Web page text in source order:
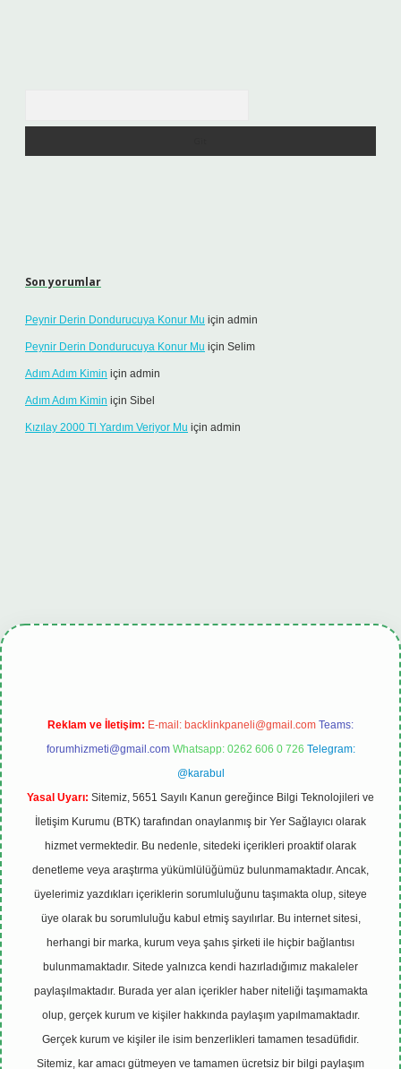
Son yorumlar
Peynir Derin Dondurucuya Konur Mu için admin
Peynir Derin Dondurucuya Konur Mu için Selim
Adım Adım Kimin için admin
Adım Adım Kimin için Sibel
Kızılay 2000 Tl Yardım Veriyor Mu için admin
Reklam ve İletişim: E-mail: backlinkpaneli@gmail.com Teams:
forumhizmeti@gmail.com Whatsapp: 0262 606 0 726 Telegram:
@karabul
Yasal Uyarı: Sitemiz, 5651 Sayılı Kanun gereğince Bilgi Teknolojileri ve
İletişim Kurumu (BTK) tarafından onaylanmış bir Yer Sağlayıcı olarak
hizmet vermektedir. Bu nedenle, sitedeki içerikleri proaktif olarak
denetleme veya araştırma yükümlülüğümüz bulunmamaktadır. Ancak,
üyelerimiz yazdıkları içeriklerin sorumluluğunu taşımakta olup, siteye
üye olarak bu sorumluluğu kabul etmiş sayılırlar. Bu internet sitesi,
herhangi bir marka, kurum veya şahıs şirketi ile hiçbir bağlantısı
bulunmamaktadır. Sitede yalnızca kendi hazırladığımız makaleler
paylaşılmaktadır. Burada yer alan içerikler haber niteliği taşımamakta
olup, gerçek kurum ve kişiler hakkında paylaşım yapılmamaktadır.
Gerçek kurum ve kişiler ile isim benzerlikleri tamamen tesadüfidir.
Sitemiz, kar amacı gütmeyen ve tamamen ücretsiz bir bilgi paylaşım